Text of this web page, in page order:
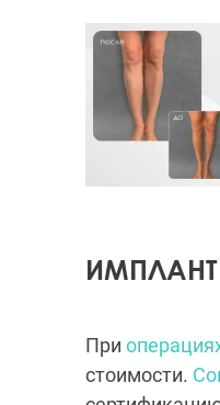
При
стоимости.